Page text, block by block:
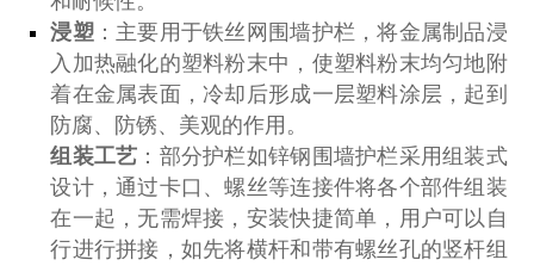
浸塑：主要用于铁丝网围墙护栏，将金属制品浸
入加热融化的塑料粉末中，使塑料粉末均匀地附
着在金属表面，冷却后形成一层塑料涂层，起到
防腐、防锈、美观的作用。
组装工艺 ：部分护栏如锌钢围墙护栏采用组装式
设计，通过卡口、螺丝等连接件将各个部件组装
在一起，无需焊接，安装快捷简单，用户可以自
行进行拼接，如先将横杆和带有螺丝孔的竖杆组